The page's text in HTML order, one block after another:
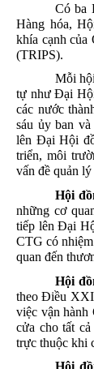
Có ba
Hàng hóa,
khía cạnh của
(TRIPS).
Mỗi hội
tự như Đại
các nước
sáu ủyban và
lên Đại Hội
triển,môi
vấn đề quản lý
Hội
những cơ
tiếp lên Đại
CTGcó nhiệm
quan đến
Hội
theo Điều
việc vận hành
cửa cho tất cả
trực thuộc khi